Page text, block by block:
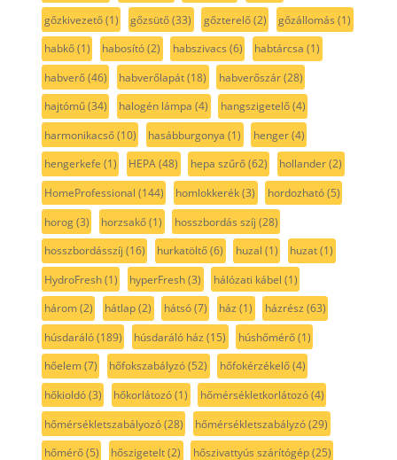
gőzkivezető(1) gőzsütő(33) gőzterelő(2) gőzállomás (1)
habkő(1) habosító(2) habszivacs (6) habtárcsa (1)
habverő(46) habverőlapát(18) habverőszár(28)
hajtómű(34) halogén lámpa (4) hangszigetelő(4)
harmonikacső(10) hasábburgonya (1) henger(4)
hengerkefe (1) HEPA(48) hepa szűrő(62) hollander(2)
HomeProfessional (144) homlokkerék(3) hordozható(5)
horog(3) horzsakő(1) hosszbordás szíj (28)
hosszbordásszíj (16) hurkatöltő(6) huzal (1) huzat(1)
HydroFresh(1) hyperFresh(3) hálózati kábel (1)
három(2) hátlap(2) hátsó(7) ház (1) házrész (63)
húsdaráló(189) húsdaráló ház (15) húshőmérő(1)
hőelem(7) hőfokszabályzó(52) hőfokérzékelő(4)
hőkioldó(3) hőkorlátozó(1) hőmérsékletkorlátozó(4)
hőmérsékletszabályozó(28) hőmérsékletszabályzó(29)
hőmérő(5) hőszigetelt(2) hőszivattyús szárítógép(25)